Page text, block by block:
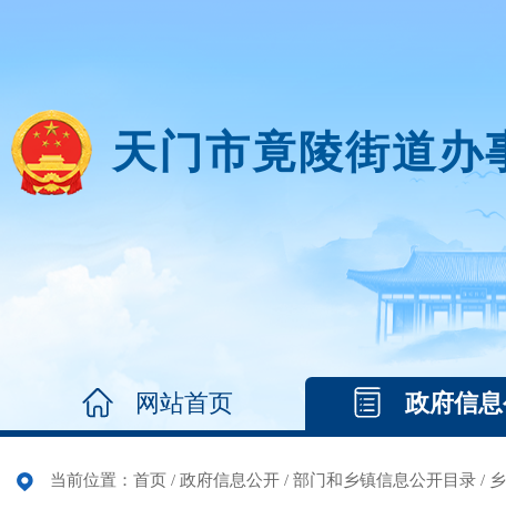
天门市竟陵街道办
网站首页 政府信
当前位置： 首页 / 政府信息公开 / 部门和乡镇信息公开目录 /